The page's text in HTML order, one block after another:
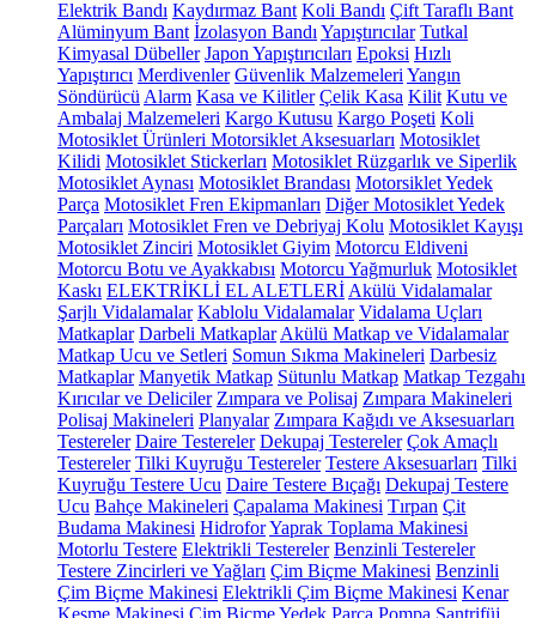
Elektrik Bandı Kaydırmaz Bant Koli Bandı Çift Taraflı Bant
Alüminyum Bant İzolasyon Bandı Yapıştırıcılar Tutkal
Kimyasal Dübeller Japon Yapıştırıcıları Epoksi Hızlı
Yapıştırıcı Merdivenler Güvenlik Malzemeleri Yangın
Söndürücü Alarm Kasa ve Kilitler Çelik Kasa Kilit Kutu ve
Ambalaj Malzemeleri Kargo Kutusu Kargo Poşeti Koli
Motosiklet Ürünleri Motorsiklet Aksesuarları Motosiklet
Kilidi Motosiklet Stickerları Motosiklet Rüzgarlık ve Siperlik
Motosiklet Aynası Motosiklet Brandası Motorsiklet Yedek
Parça Motosiklet Fren Ekipmanları Diğer Motosiklet Yedek
Parçaları Motosiklet Fren ve Debriyaj Kolu Motosiklet Kayışı
Motosiklet Zinciri Motosiklet Giyim Motorcu Eldiveni
Motorcu Botu ve Ayakkabısı Motorcu Yağmurluk Motosiklet
Kaskı ELEKTRİKLİ EL ALETLERİ Akülü Vidalamalar
Şarjlı Vidalamalar Kablolu Vidalamalar Vidalama Uçları
Matkaplar Darbeli Matkaplar Akülü Matkap ve Vidalamalar
Matkap Ucu ve Setleri Somun Sıkma Makineleri Darbesiz
Matkaplar Manyetik Matkap Sütunlu Matkap Matkap Tezgahı
Kırıcılar ve Deliciler Zımpara ve Polisaj Zımpara Makineleri
Polisaj Makineleri Planyalar Zımpara Kağıdı ve Aksesuarları
Testereler Daire Testereler Dekupaj Testereler Çok Amaçlı
Testereler Tilki Kuyruğu Testereler Testere Aksesuarları Tilki
Kuyruğu Testere Ucu Daire Testere Bıçağı Dekupaj Testere
Ucu Bahçe Makineleri Çapalama Makinesi Tırpan Çit
Budama Makinesi HidroforYaprak Toplama Makinesi
Motorlu Testere Elektrikli Testereler Benzinli Testereler
Testere Zincirleri ve Yağları Çim Biçme Makinesi Benzinli
Çim Biçme Makinesi Elektrikli Çim Biçme Makinesi Kenar
Kesme Makinesi Çim Biçme Yedek Parça Pompa Santrifüj